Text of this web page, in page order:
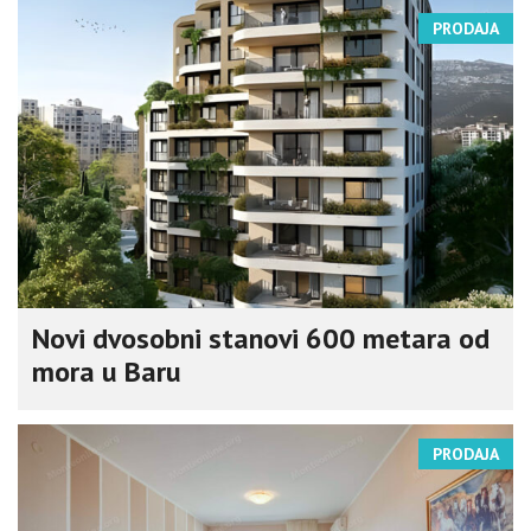
PRODAJA
Novi dvosobni stanovi 600 metara od
mora u Baru
PRODAJA